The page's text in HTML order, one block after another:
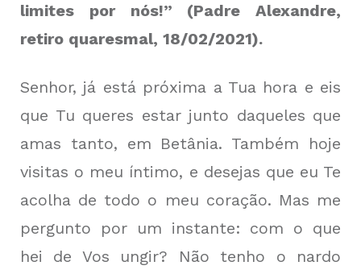
limites por nós!” (Padre Alexandre,
retiro quaresmal, 18/02/2021).
Senhor, já está próxima a Tua hora e eis
que Tu queres estar junto daqueles que
amas tanto, em Betânia. Também hoje
visitas o meu íntimo, e desejas que eu Te
acolha de todo o meu coração. Mas me
pergunto por um instante: com o que
hei de Vos ungir? Não tenho o nardo